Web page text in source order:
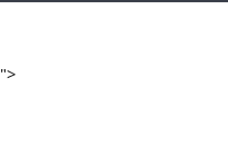
">